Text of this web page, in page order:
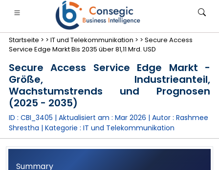
Finanzdienstleistungen und Versicherungen
• Konsumgüter • Energie und Strom
•
• Fallstudien
Startseite > > IT und Telekommunikation > > Secure Access
Service Edge Markt Bis 2035 über 81,11 Mrd. USD
Secure Access Service Edge Markt -
Größe, Industrieanteil,
Wachstumstrends und Prognosen
(2025 - 2035)
ID : CBI_3405 | Aktualisiert am : Mar 2026 | Autor : Rashmee
Shrestha | Kategorie : IT und Telekommunikation
Summary